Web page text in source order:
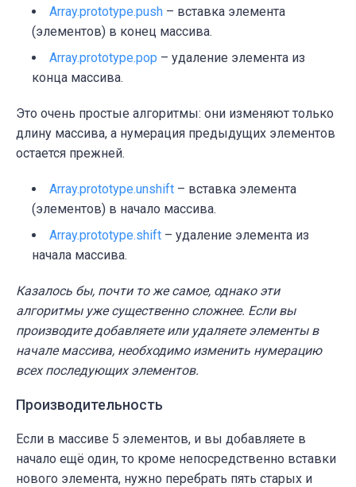
Array.prototype.push – вставка элемента
(элементов) в конец массива.
Array.prototype.pop – удаление элемента из
конца массива.
Это очень простые алгоритмы: они изменяют только
длину массива, а нумерация предыдущих элементов
остается прежней.
Array.prototype.unshift – вставка элемента
(элементов) в начало массива.
Array.prototype.shift – удаление элемента из
начала массива.
Казалось бы, почти то же самое, однако эти
алгоритмы уже существенно сложнее. Если вы
производите добавляете или удаляете элементы в
начале массива, необходимо изменить нумерацию
всех последующих элементов.
Производительность
Если в массиве 5 элементов, и вы добавляете в
начало ещё один, то кроме непосредственно вставки
нового элемента, нужно перебрать пять старых и